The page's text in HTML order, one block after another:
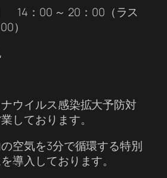
14：00 ～ 20：00（ラス
）
ウイルス感染拡大予防対
しております。
空気を3分で循環する特別
導入しております。